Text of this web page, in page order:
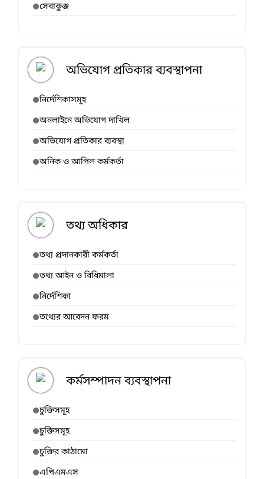
সেবাকুঞ্জ
অভিযোগ প্রতিকার ব্যবস্থাপনা
নির্দেশিকাসমূহ
অনলাইনে অভিযোগ দাখিল
অভিযোগ প্রতিকার ব্যবস্থা
অনিক ও আপিল কর্মকর্তা
তথ্য অধিকার
তথ্য প্রদানকারী কর্মকর্তা
তথ্য আইন ও বিধিমালা
নির্দেশিকা
তথ্যের আবেদন ফরম
কর্মসম্পাদন ব্যবস্থাপনা
চুক্তিসমূহ
চুক্তিসমূহ
চুক্তির কাঠামো
এপিএমএস